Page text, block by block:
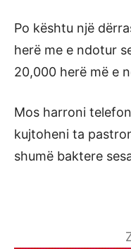
Po kështu një
herë me e ndotur
20,000 herë më e
Mos harroni
kujtoheni ta
shumë baktere